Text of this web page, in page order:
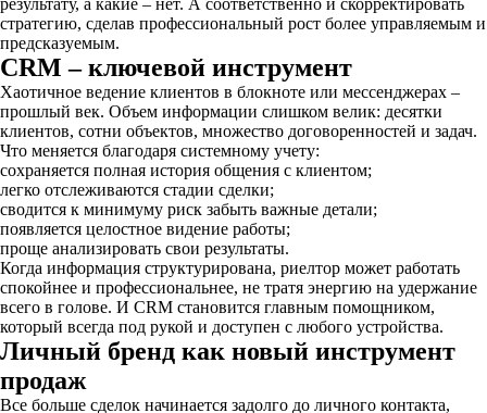
результату, а какие – нет. А соответственно и скорректировать
стратегию, сделав профессиональный рост более управляемым и
предсказуемым.
CRM – ключевой инструмент
Хаотичное ведение клиентов в блокноте или мессенджерах –
прошлый век. Объем информации слишком велик: десятки
клиентов, сотни объектов, множество договоренностей и задач.
Что меняется благодаря системному учету:
сохраняется полная история общения с клиентом;
легко отслеживаются стадии сделки;
сводится к минимуму риск забыть важные детали;
появляется целостное видение работы;
проще анализировать свои результаты.
Когда информация структурирована, риелтор может работать
спокойнее и профессиональнее, не тратя энергию на удержание
всего в голове. И CRM становится главным помощником,
который всегда под рукой и доступен с любого устройства.
Личный бренд как новый инструмент
продаж
Все больше сделок начинается задолго до личного контакта,